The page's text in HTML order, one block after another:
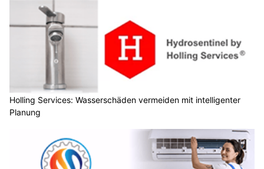
Holling Services: Wasserschäden vermeiden mit intelligenter
Planung